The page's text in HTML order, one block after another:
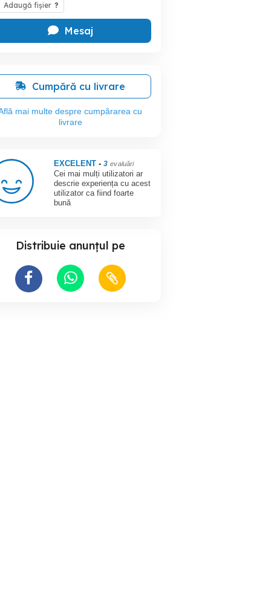
Adaugă fișier ?
Mesaj
Cumpără cu livrare
mai multe despre cumpărarea cu
livrare
EXCELENT- 3 evaluări
Cei mai mulți utilizatori ar
descrie experiența cu acest
utilizator ca fiind foarte
bună
Distribuie anunțul pe